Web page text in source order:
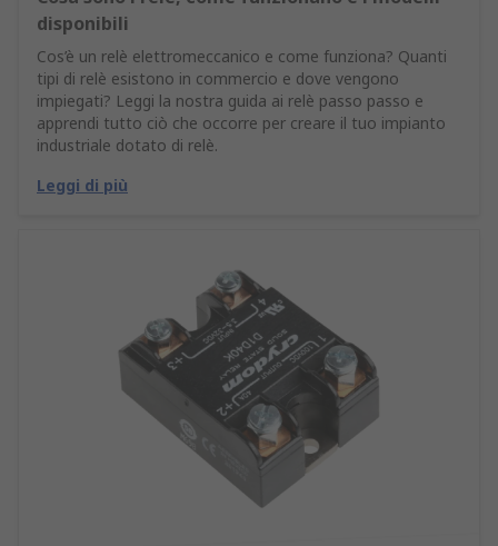
disponibili
Cos’è un relè elettromeccanico e come funziona? Quanti
tipi di relè esistono in commercio e dove vengono
impiegati? Leggi la nostra guida ai relè passo passo e
apprendi tutto ciò che occorre per creare il tuo impianto
industriale dotato di relè.
Leggi di più